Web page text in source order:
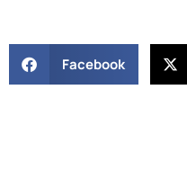
Facebook